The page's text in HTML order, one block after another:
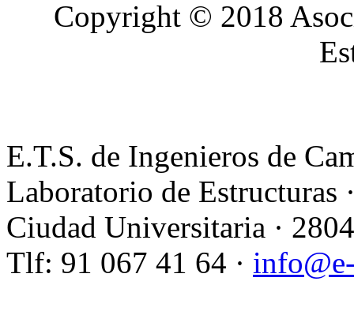
Copyright © 2018
E.T.S. de Ingenieros de
Laboratorio de Estructuras
Ciudad Universitaria ·
Tlf: 91 067 41 64 ·